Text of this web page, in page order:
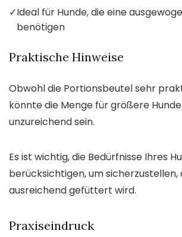
✓Ideal für Hunde, die eine
benötigen
Praktische Hinweise
Obwohl die Portionsbeutel sehr
könnte die Menge für größere
unzureichend sein.
Es ist wichtig, die Bedürfnisse Ihres
berücksichtigen, um sicherzustellen,
ausreichend gefüttert wird.
Praxiseindruck